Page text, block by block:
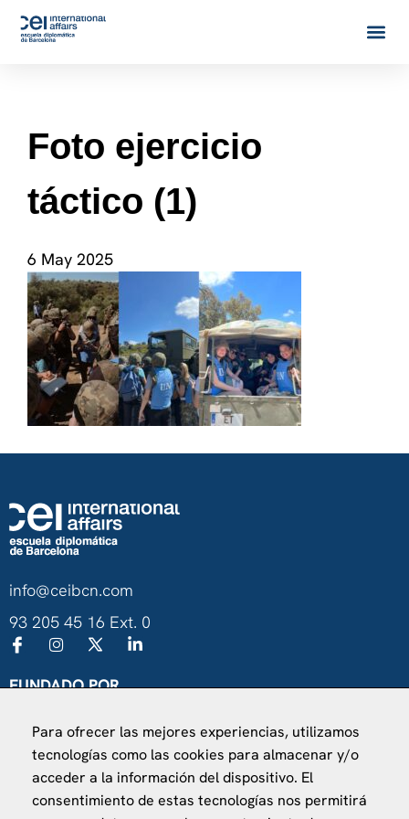
Foto ejercicio
táctico (1)
6 May 2025
info@ceibcn.com
93 205 45 16 Ext. 0
FUNDADO POR
Ministerio de Asuntos Exteriores, UE y Cooperación
Fundación "la Caixa"
Para ofrecer las mejores experiencias, utilizamos
tecnologías como las cookies para almacenar y/o
acceder a la información del dispositivo. El
consentimiento de estas tecnologías nos permitirá